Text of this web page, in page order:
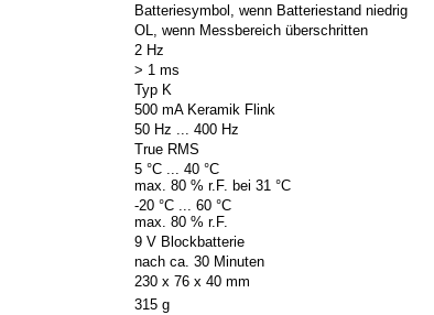
Batteriesymbol, wenn Batteriestand niedrig
OL, wenn Messbereich überschritten
2 Hz
> 1 ms
Typ K
500 mA Keramik Flink
50 Hz ... 400 Hz
True RMS
5 °C ... 40 °C
max. 80 % r.F. bei 31 °C
-20 °C ... 60 °C
max. 80 % r.F.
9 V Blockbatterie
nach ca. 30 Minuten
230 x 76 x 40 mm
315 g